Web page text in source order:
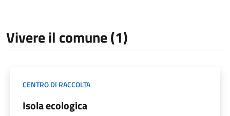
Vivere il comune (1)
CENTRO DI RACCOLTA
Isola ecologica